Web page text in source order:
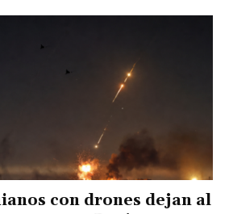
con drones dejan al